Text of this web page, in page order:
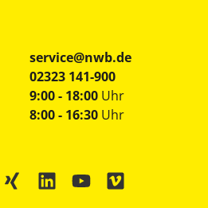
service@nwb.de
02323 141-900
9:00 - 18:00 Uhr
8:00 - 16:30 Uhr